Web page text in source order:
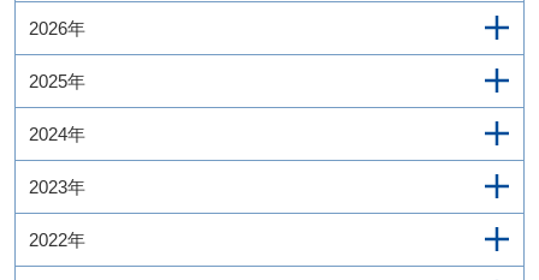
2026年
2025年
2024年
2023年
2022年